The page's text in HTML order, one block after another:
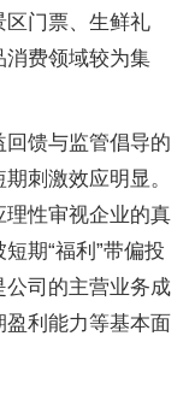
区门票、生鲜礼
消费领域较为集
馈与监管倡导的
刺激效应明显。
性审视企业的真
期“福利”带偏投
公司的主营业务成
利能力等基本面